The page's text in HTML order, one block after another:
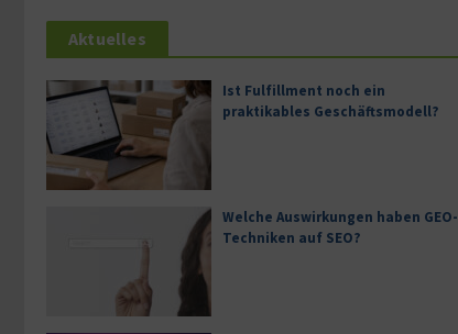
Aktuelles
Ist Fulfillment noch ein
praktikables Geschäftsmodell?
Welche Auswirkungen haben GEO-
Techniken auf SEO?